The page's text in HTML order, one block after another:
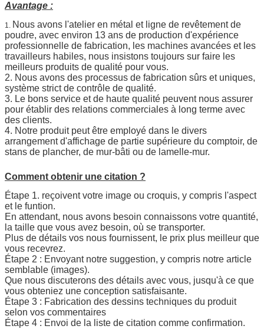
Avantage :
1. Nous avons l'atelier en métal et ligne de revêtement de
poudre, avec environ 13 ans de production d'expérience
professionnelle de fabrication, les machines avancées et les
travailleurs habiles, nous insistons toujours sur faire les
meilleurs produits de qualité pour vous.
2. Nous avons des processus de fabrication sûrs et uniques,
système strict de contrôle de qualité.
3. Le bons service et de haute qualité peuvent nous assurer
pour établir des relations commerciales à long terme avec
des clients.
4. Notre produit peut être employé dans le divers
arrangement d'affichage de partie supérieure du comptoir, de
stans de plancher, de mur-bâti ou de lamelle-mur.
Comment obtenir une citation ?
Étape 1. reçoivent votre image ou croquis, y compris l'aspect
et le funtion.
En attendant, nous avons besoin connaissons votre quantité,
la taille que vous avez besoin, où se transporter.
Plus de détails vos nous fournissent, le prix plus meilleur que
vous recevrez.
Étape 2 : Envoyant notre suggestion, y compris notre article
semblable (images).
Que nous discuterons des détails avec vous, jusqu'à ce que
vous obteniez une conception satisfaisante.
Étape 3 : Fabrication des dessins techniques du produit
selon vos commentaires
Étape 4 : Envoi de la liste de citation comme confirmation.